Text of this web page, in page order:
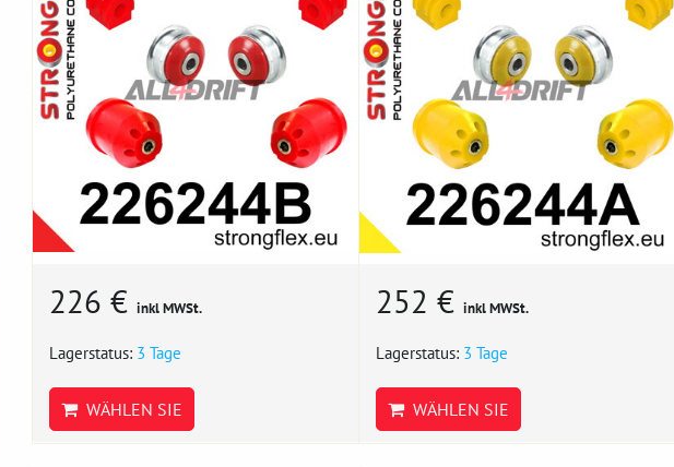
226 € inkl MWSt.
Lagerstatus: 3 Tage
WÄHLEN SIE
252 € inkl MWSt.
Lagerstatus: 3 Tage
WÄHLEN SIE